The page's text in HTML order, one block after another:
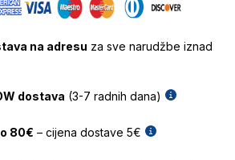
na adresu za sve narudžbe iznad
dostava (3-7 radnih dana)
80€ – cijena dostave 5€